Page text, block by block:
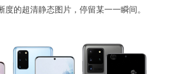
度的超清静态图片，停留某一一瞬间。